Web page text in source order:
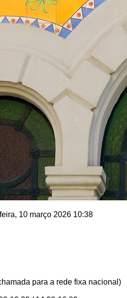
10 março 2026 10:38
para a rede fixa nacional)